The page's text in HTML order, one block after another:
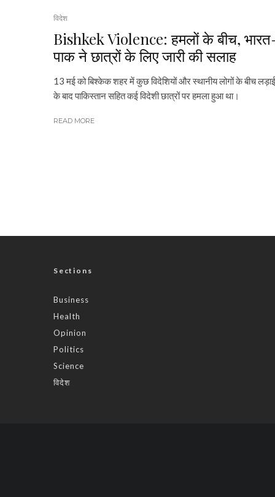
विदेश
Bishkek Violence: हमलों के बीच,
पाक ने छात्रों के लिए जारी की सलाह
13 मई को बिश्केक शहर में कुछ विदेशियों और स्थानीय लोगों के बीच लड़ाई
के बाद पाकिस्तान सहित कई विदेशी छात्रों पर हमला हुआ था।
READ MORE
Sections
Business
Health
Opinion
Politics
Science
विदेश